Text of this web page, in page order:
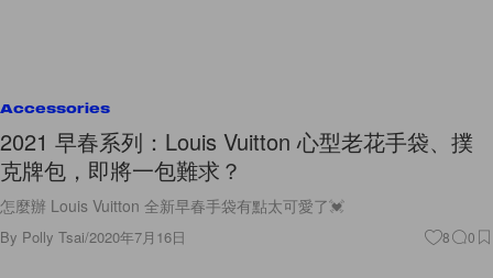
Accessories
2021 早春系列：Louis Vuitton 心型老花手袋、撲
克牌包，即將一包難求？
怎麼辦 Louis Vuitton 全新早春手袋有點太可愛了💓
By Polly Tsai/2020年7月16日 8 0